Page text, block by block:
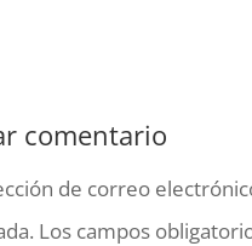
comentario
de correo
Los campos